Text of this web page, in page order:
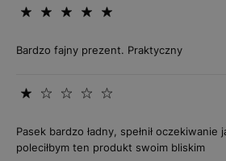
Bardzo fajny prezent. Praktyczny
Pasek bardzo ładny, spełnił oczekiwanie
poleciłbym ten produkt swoim bliskim